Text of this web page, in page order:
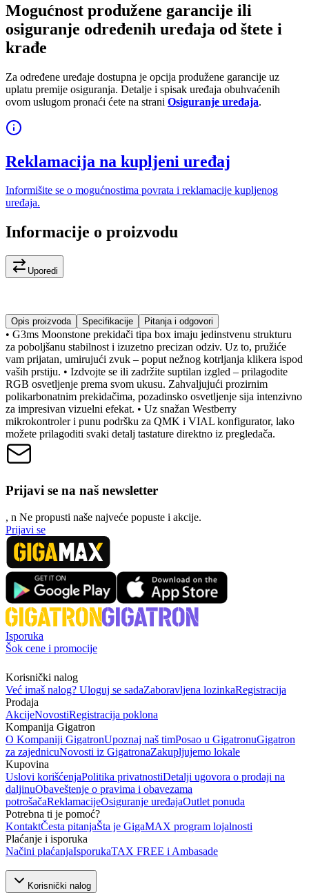
Mogućnost produžene garancije ili
osiguranje određenih uređaja od štete i
krađe
Za određene uređaje dostupna je opcija produžene garancije uz
uplatu premije osiguranja. Detalje i spisak uređaja obuhvaćenih
ovom uslugom pronaći ćete na strani Osiguranje uređaja.
Reklamacija na kupljeni uređaj
Informišite se o mogućnostima povrata i reklamacije kupljenog
uređaja.
Informacije o proizvodu
Uporedi
Opis proizvoda Specifikacije Pitanja i odgovori
• G3ms Moonstone prekidači tipa box imaju jedinstvenu strukturu
za poboljšanu stabilnost i izuzetno precizan odziv. Uz to, pružiće
vam prijatan, umirujući zvuk – poput nežnog kotrljanja klikera ispod
vaših prstiju. • Izdvojte se ili zadržite suptilan izgled – prilagodite
RGB osvetljenje prema svom ukusu. Zahvaljujući prozirnim
polikarbonatnim prekidačima, pozadinsko osvetljenje sija intenzivno
za impresivan vizuelni efekat. • Uz snažan Westberry
mikrokontroler i punu podršku za QMK i VIAL konfigurator, lako
možete prilagoditi svaki detalj tastature direktno iz pregledača.
Prijavi se na naš newsletter
, n Ne propusti naše najveće popuste i akcije.
Prijavi se
Isporuka
Šok cene i promocije
Korisnički nalog
Već imaš nalog? Uloguj se sadaZaboravljena lozinkaRegistracija
Prodaja
AkcijeNovostiRegistracija poklona
Kompanija Gigatron
O Kompaniji GigatronUpoznaj naš timPosao u GigatronuGigatron
za zajednicuNovosti iz GigatronaZakupljujemo lokale
Kupovina
Uslovi korišćenjaPolitika privatnostiDetalji ugovora o prodaji na
daljinuObaveštenje o pravima i obavezama
potrošačaReklamacijeOsiguranje uređajaOutlet ponuda
Potrebna ti je pomoć?
KontaktČesta pitanjaŠta je GigaMAX program lojalnosti
Plaćanje i isporuka
Načini plaćanjaIsporukaTAX FREE i Ambasade
Korisnički nalog